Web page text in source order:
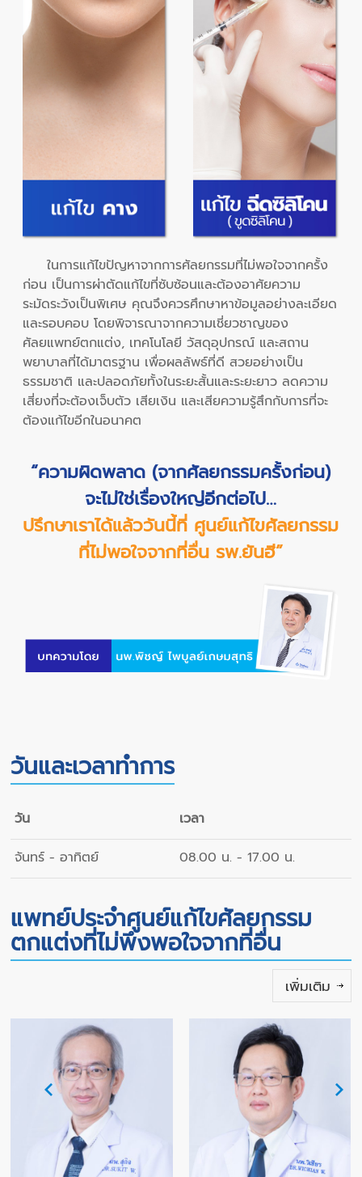
ในการแก้ไขปัญหาจากการศัลยกรรมที่ไม่พอใจจากครั้ง
ก่อน เป็นการผ่าตัดแก้ไขที่ซับซ้อนและต้องอาศัยความ
ระมัดระวังเป็นพิเศษ คุณจึงควรศึกษาหาข้อมูลอย่างละเอียด
และรอบคอบ โดยพิจารณาจากความเชี่ยวชาญของ
ศัลยแพทย์ตกแต่ง, เทคโนโลยี วัสดุอุปกรณ์ และสถาน
พยาบาลที่ได้มาตรฐาน เพื่อผลลัพธ์ที่ดี สวยอย่างเป็น
ธรรมชาติ และปลอดภัยทั้งในระยะสั้นและระยะยาว ลดความ
เสี่ยงที่จะต้องเจ็บตัว เสียเงิน และเสียความรู้สึกกับการที่จะ
ต้องแก้ไขอีกในอนาคต
“ความผิดพลาด (จากศัลยกรรมครั้งก่อน)
จะไม่ใช่เรื่องใหญ่อีกต่อไป…
ปรึกษาเราได้แล้ววันนี้ที่ ศูนย์แก้ไขศัลยกรรม
ที่ไม่พอใจจากที่อื่น รพ.ยันฮี”
วันและเวลาทำการ
วัน
เวลา
จันทร์ - อาทิตย์
08.00 น. - 17.00 น.
แพทย์ประจำศูนย์แก้ไขศัลยกรรม
ตกแต่งที่ไม่พึงพอใจจากที่อื่น
เพิ่มเติม